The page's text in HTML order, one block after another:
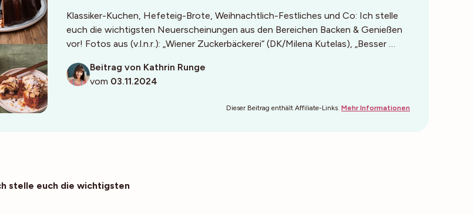
Klassiker-Kuchen, Hefeteig-Brote, Weihnachtlich-Festliches und Co: Ich stelle
euch die wichtigsten Neuerscheinungen aus den Bereichen Backen & Genießen
vor! Fotos aus (v.l.n.r.): „Wiener Zuckerbäckerei“ (DK/Milena Kutelas), „Besser …
Beitrag von Kathrin Runge
vom 03.11.2024
Dieser Beitrag enthält Affiliate-Links.Mehr Informationen
stelle euch die wichtigsten